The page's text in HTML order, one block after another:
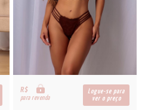
R$
para revenda
Logue-se para
ver o preço